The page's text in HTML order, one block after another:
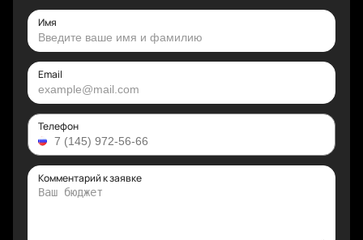
Имя
Email
Телефон
Комментарий к заявке